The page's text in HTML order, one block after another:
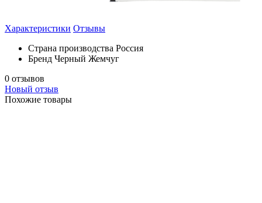
Характеристики Отзывы
Страна производства Россия
Бренд Черный Жемчуг
0 отзывов
Новый отзыв
Похожие товары